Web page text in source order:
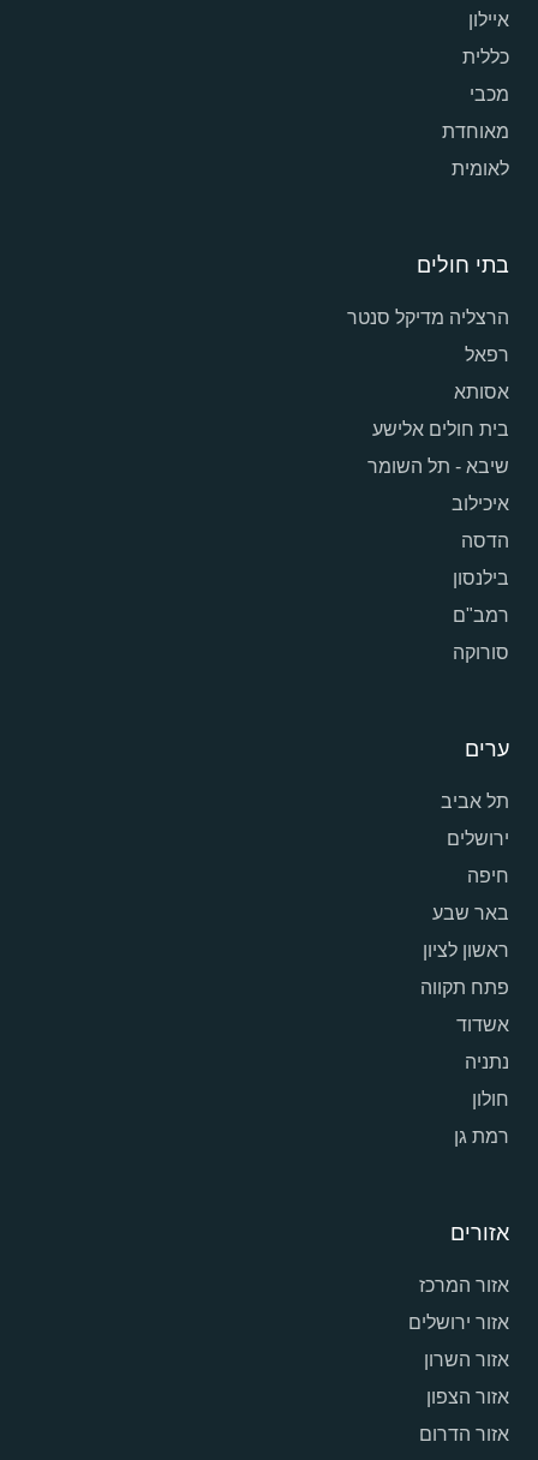
איילון
כללית
מכבי
מאוחדת
לאומית
בתי חולים
הרצליה מדיקל סנטר
רפאל
אסותא
בית חולים אלישע
שיבא - תל השומר
איכילוב
הדסה
בילנסון
רמב"ם
סורוקה
ערים
תל אביב
ירושלים
חיפה
באר שבע
ראשון לציון
פתח תקווה
אשדוד
נתניה
חולון
רמת גן
אזורים
אזור המרכז
אזור ירושלים
אזור השרון
אזור הצפון
אזור הדרום